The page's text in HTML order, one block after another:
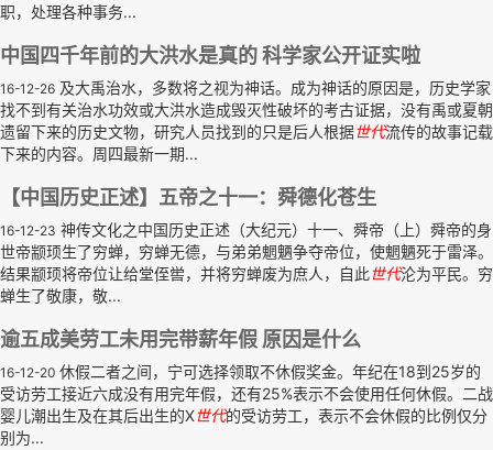
职，处理各种事务...
中国四千年前的大洪水是真的 科学家公开证实啦
16-12-26 及大禹治水，多数将之视为神话。成为神话的原因是，历史学家
找不到有关治水功效或大洪水造成毁灭性破坏的考古证据，没有禹或夏朝
遗留下来的历史文物，研究人员找到的只是后人根据世代流传的故事记载
下来的内容。周四最新一期...
【中国历史正述】五帝之十一：舜德化苍生
16-12-23 神传文化之中国历史正述（大纪元）十一、舜帝（上）舜帝的身
世帝颛顼生了穷蝉，穷蝉无德，与弟弟魍魉争夺帝位，使魍魉死于雷泽。
结果颛顼将帝位让给堂侄喾，并将穷蝉废为庶人，自此世代沦为平民。穷
蝉生了敬康，敬...
逾五成美劳工未用完带薪年假 原因是什么
16-12-20 休假二者之间，宁可选择领取不休假奖金。年纪在18到25岁的
受访劳工接近六成没有用完年假，还有25%表示不会使用任何休假。二战
婴儿潮出生及在其后出生的X世代的受访劳工，表示不会休假的比例仅分
别为...